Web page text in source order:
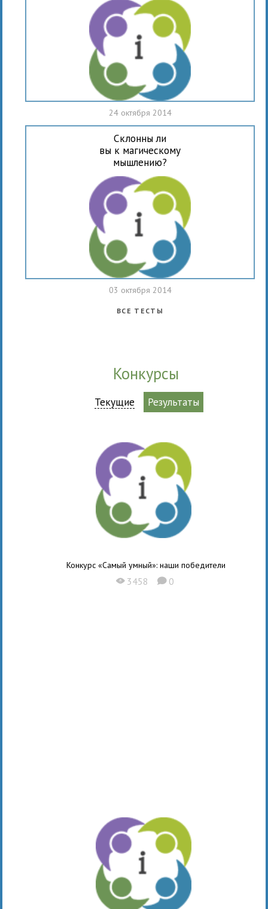
24 октября 2014
Склонны ли
вы к магическому
мышлению?
03 октября 2014
ВСЕ ТЕСТЫ
Конкурсы
Текущие Результаты
Конкурс «Самый умный»: наши победители
X 3458 K 0